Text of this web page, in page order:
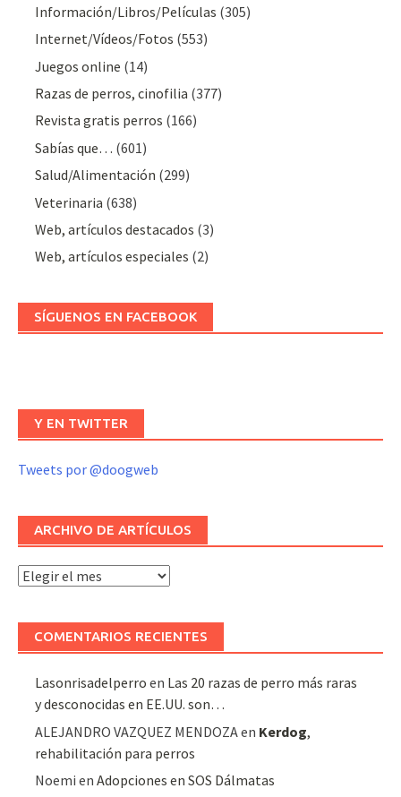
Información/Libros/Películas (305)
Internet/Vídeos/Fotos (553)
Juegos online (14)
Razas de perros, cinofilia (377)
Revista gratis perros (166)
Sabías que… (601)
Salud/Alimentación (299)
Veterinaria (638)
Web, artículos destacados (3)
Web, artículos especiales (2)
SÍGUENOS EN FACEBOOK
Y EN TWITTER
Tweets por @doogweb
ARCHIVO DE ARTÍCULOS
Archivo
artículos
COMENTARIOS RECIENTES
Lasonrisadelperro en Las 20 razas de perro más raras
y desconocidas en EE.UU. son…
ALEJANDRO VAZQUEZ MENDOZAen Kerdog,
rehabilitación para perros
Noemi enAdopciones en SOS Dálmatas